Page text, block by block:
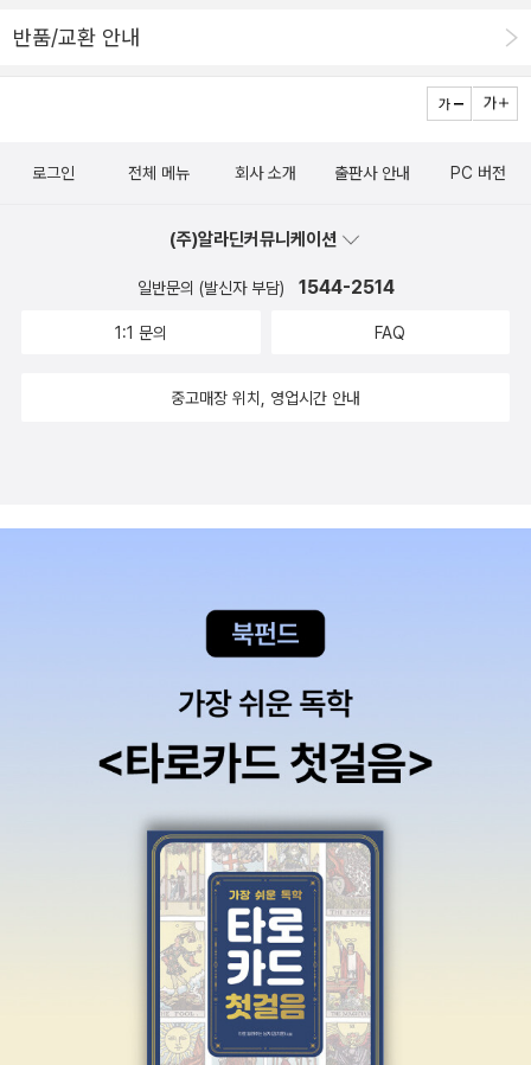
반품/교환 안내
로그인 전체 메뉴 회사 소개 출판사 안내 PC 버전
(주)알라딘커뮤니케이션
일반문의 (발신자 부담) 1544-2514
1:1 문의 FAQ
중고매장 위치, 영업시간 안내